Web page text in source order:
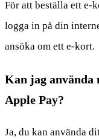
För att beställa ett e-
logga in på din
ansöka om ett e-kort.
Kan jag använda
Apple Pay?
Ja, du kan använda